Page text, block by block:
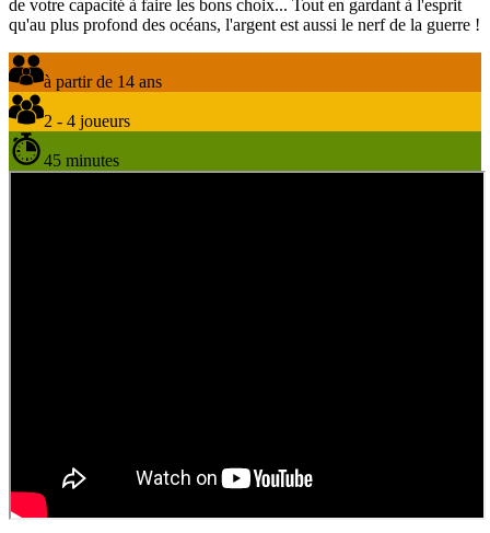
de votre capacité à faire les bons choix... Tout en gardant à l'esprit
qu'au plus profond des océans, l'argent est aussi le nerf de la guerre !
à partir de 14 ans
2 - 4 joueurs
45 minutes